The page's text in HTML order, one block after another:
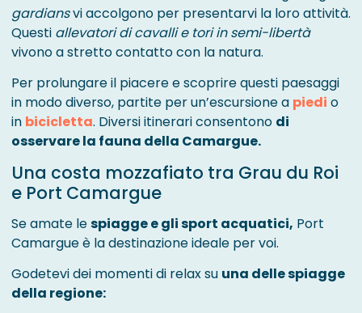
gardiansvi accolgono per presentarvi la loro attività.
Questi allevatori di cavalli e tori in semi-libertà
vivono a stretto contatto con la natura.
Per prolungare il piacere e scoprire questi paesaggi
in modo diverso, partite per un’escursione a piedi o
in bicicletta. Diversi itinerari consentono di
osservare la fauna della Camargue.
Una costa mozzafiato tra Grau du Roi
e Port Camargue
Se amate lespiagge e gli sport acquatici, Port
Camargue è la destinazione ideale per voi.
Godetevi dei momenti di relax su una delle spiagge
della regione: